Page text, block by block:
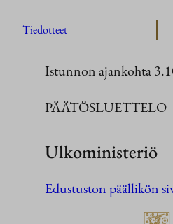
Tiedotteet
Istunnon ajankohta
PÄÄTÖSLUETTELO
Ulkoministeriö
Edustuston päällikön